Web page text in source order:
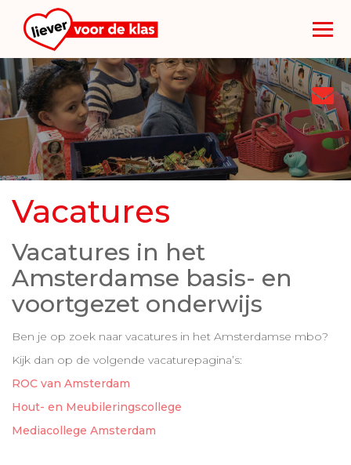
Vacatures
Vacatures in het
Amsterdamse basis- en
voortgezet onderwijs
Ben je op zoek naar vacatures in het Amsterdamse mbo?
Kijk dan op de volgende vacaturepagina’s:
ROC van Amsterdam
Hout- en Meubileringscollege
Mediacollege Amsterdam